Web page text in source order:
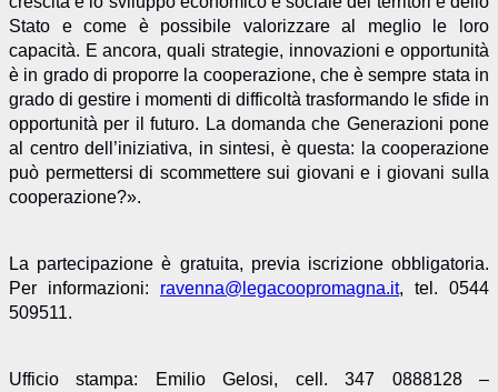
Stato e come è possibile valorizzare al meglio le loro
capacità. E ancora, quali strategie, innovazioni e opportunità
è in grado di proporre la cooperazione, che è sempre stata in
grado di gestire i momenti di difficoltà trasformando le sfide in
opportunità per il futuro. La domanda che Generazioni pone
al centro dell’iniziativa, in sintesi, è questa: la cooperazione
può permettersi di scommettere sui giovani e i giovani sulla
cooperazione?».
La partecipazione è gratuita, previa iscrizione obbligatoria.
Per informazioni: ravenna@legacoopromagna.it, tel. 0544
509511.
Ufficio stampa: Emilio Gelosi, cell. 347 0888128 –